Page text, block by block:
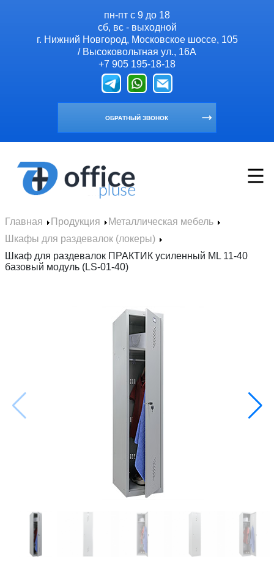
пн-пт с 9 до 18
сб, вс - выходной
г. Нижний Новгород, Московское шоссе, 105
/ Высоковольтная ул., 16А
+7 905 195-18-18
ОБРАТНЫЙ ЗВОНОК
Главная
Продукция
Металлическая мебель
Производственная мебель
Наши услуги
металлической мебели
Изготовление на заказ
Подъем на этаж
О компании
Главная Продукция
Металлическая мебель
Шкафы для раздевалок (локеры)
Шкаф для раздевалок ПРАКТИК усиленный ML 11-40
базовый модуль (LS-01-40)